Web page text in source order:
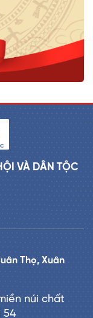
VÀ DÂN TỘC
Thọ, Xuân
núi chất
54